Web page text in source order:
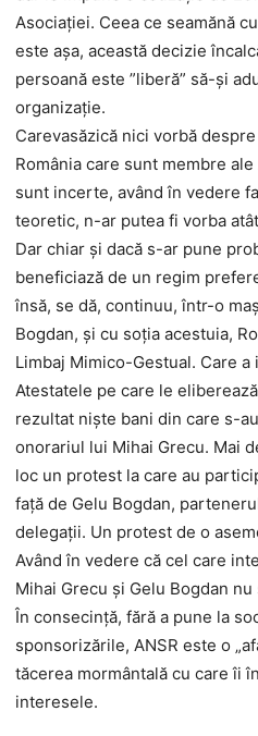
Asociaţiei. Ceea ce seamănă
este aşa, această decizie
persoană este ”liberă” să-şi
organizaţie.
Carevasăzică nici vorbă
România care sunt membre
sunt incerte, având în vedere
teoretic, n-ar putea fi vorba
Dar chiar şi dacă s-ar pune
beneficiază de un regim
însă, se dă, continuu, într-o
Bogdan, şi cu soţia acestuia,
Limbaj Mimico-Gestual. Care
Atestatele pe care le
rezultat nişte bani din care s-
onorariul lui Mihai Grecu. Mai
loc un protest la care au
faţă de Gelu Bogdan,
delegaţii. Un protest de o
Având în vedere că cel care
Mihai Grecu şi Gelu Bogdan
În consecinţă, fără a pune la
sponsorizările, ANSR este o
tăcerea mormântală cu care îi
interesele.